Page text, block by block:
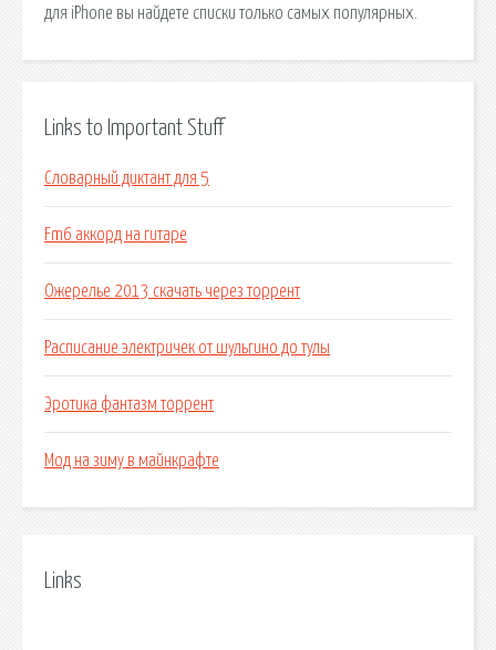
для iPhone вы найдете списки только самых популярных.
Links to Important Stuff
Словарный диктант для 5
Fm6 аккорд на гитаре
Ожерелье 2013 скачать через торрент
Расписание электричек от шульгино до тулы
Эротика фантазм торрент
Мод на зиму в майнкрафте
Links